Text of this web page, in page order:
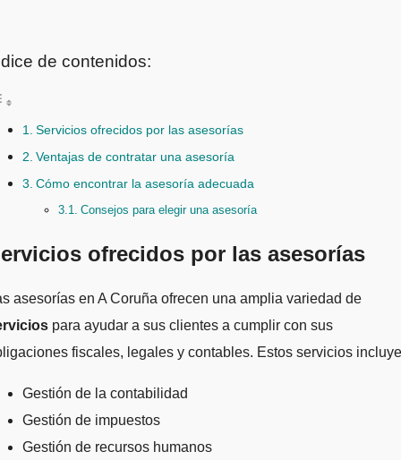
de contenidos:
Servicios ofrecidos por las asesorías
Ventajas de contratar una asesoría
Cómo encontrar la asesoría adecuada
Consejos para elegir una asesoría
ofrecidos por las asesorías
asesorías en A Coruña ofrecen una amplia variedad de
para ayudar a sus clientes a cumplir con sus
fiscales, legales y contables. Estos servicios
Gestión de la contabilidad
Gestión de impuestos
Gestión de recursos humanos